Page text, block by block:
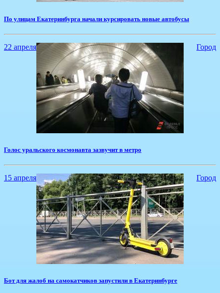
​По улицам Екатеринбурга начали курсировать новые автобусы
22 апреля Город
Голос уральского космонавта зазвучит в метро
15 апреля Город
Бот для жалоб на самокатчиков запустили в Екатеринбурге